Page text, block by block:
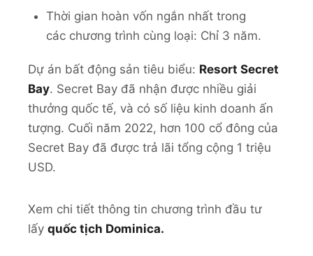
Thời gian hoàn vốn ngắn nhất trong
các chương trình cùng loại: Chỉ 3 năm.
Dự án bất động sản tiêu biểu: Resort Secret
Bay. Secret Bay đã nhận được nhiều giải
thưởng quốc tế, và có số liệu kinh doanh ấn
tượng. Cuối năm 2022, hơn 100 cổ đông của
Secret Bay đã được trả lãi tổng cộng 1 triệu
USD.
Xem chi tiết thông tin chương trình đầu tư
lấy quốc tịch Dominica.